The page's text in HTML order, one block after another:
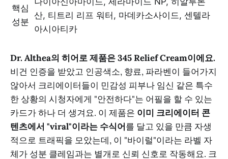
핵심
성분
산, 티트리 리프 워터, 마데카소사이드, 센텔라
아시아티카
Dr. Althea의 히어로 제품은 345 Relief Cream이에요.
비건 인증을 받았고 인공색소, 향료, 파라벤이 들어가지
않아서 크리에이터들이 민감성 피부나 임신 같은 특수
한 상황의 시청자에게 "안전하다"는 어필을 할 수 있는
카드가 하나 더 생겨요. 이 제품은 이미 크리에이터 콘
텐츠에서 "viral"이라는 수식어를 달고 있을 만큼 자생
적으로 트래픽을 모았는데, 이 "바이럴"이라는 라벨 자
체가 성분 클레임과는 별개로 신뢰 신호로 작동해요. 크